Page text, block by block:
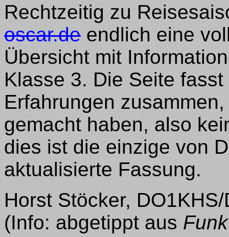
Rechtzeitig zu
oscar.de endlich eine
Übersicht mit
Klasse 3. Die Seite
Erfahrungen
gemacht haben, also
dies ist die einzige von
aktualisierte Fassung.
Horst Stöcker,
(Info: abgetippt aus Funk